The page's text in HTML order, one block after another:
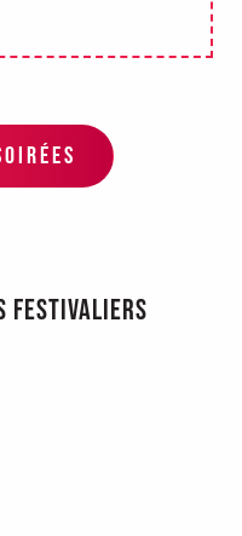
festivaliers